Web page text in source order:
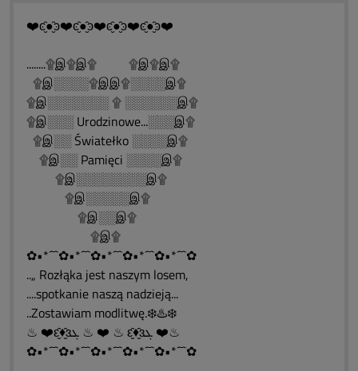
❤️ͼ̮̑●̮̑ͽ❤️ͼ̮̑●̮̑ͽ❤️ͼ̮̑●̮̑ͽ❤️ͼ̮̑●̮̑ͽ❤️
........۩இ۩இ۩ ۩இ۩இ۩
۩இ░░░░۩இஇ۩░░░░இ۩
۩இ░░░░░░░ ۩ ░░░░░░இ۩
۩இ░░░ Urodzinowe...░░░இ۩
۩இ░░ Światełko ░░░░இ۩
۩இ░░ Pamięci ░░░░இ۩
۩இ░░░░░░░░இ۩
۩இ░░░░░இ۩
۩இ░░இ۩
۩இ۩
✿•*´¯`✿•*´¯`✿•*´¯`✿•*´¯`✿•*´¯`✿
..„ Rozłąka jest naszym losem,
....spotkanie naszą nadzieją...
..Zostawiam modlitwę.❄️♨️❄️
♨ ❤️ԑ̮̑♦̮̑ɜܓ ♨ ❤️ ♨ ԑ̮̑♦̮̑ɜܓ ❤️♨
✿•*´¯`✿•*´¯`✿•*´¯`✿•*´¯`✿•*´¯`✿